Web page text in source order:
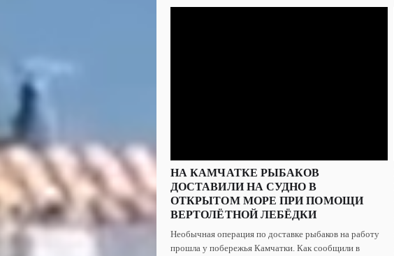
НА КАМЧАТКЕ РЫБАКОВ
ДОСТАВИЛИ НА СУДНО В
ОТКРЫТОМ МОРЕ ПРИ ПОМОЩИ
ВЕРТОЛЁТНОЙ ЛЕБЁДКИ
Необычная операция по доставке рыбаков на работу
прошла у побережья Камчатки. Как сообщили в